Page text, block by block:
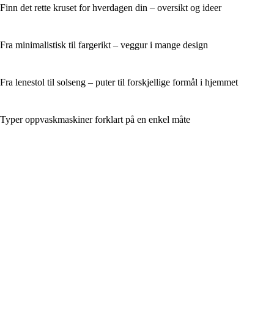
Finn det rette kruset for hverdagen din – oversikt og ideer
Fra minimalistisk til fargerikt – veggur i mange design
Fra lenestol til solseng – puter til forskjellige formål i hjemmet
Typer oppvaskmaskiner forklart på en enkel måte